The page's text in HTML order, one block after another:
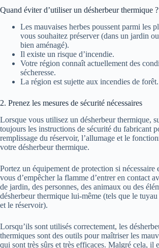
Quand éviter d’utiliser un désherbeur thermique ?
Les mauvaises herbes poussent parmi les
vous souhaitez préserver (dans un jardin
bien aménagé).
Il existe un risque d’incendie.
Votre région connaît actuellement des
sécheresse.
La région est sujette aux incendies de forêt.
2. Prenez les mesures de sécurité nécessaires
Lorsque vous utilisez un désherbeur thermique,
toujours les instructions de sécurité du fabricant
remplissage du réservoir, l’allumage et le
votre désherbeur thermique.
Portez un équipement de protection si nécessaire
vous d’empêcher la flamme d’entrer en contact
de jardin, des personnes, des animaux ou des
désherbeur thermique lui-même (tels que le
et le réservoir).
Lorsqu’ils sont utilisés correctement, les
thermiques sont des outils pour maîtriser les
qui sont très sûrs et très efficaces. Malgré cela, il